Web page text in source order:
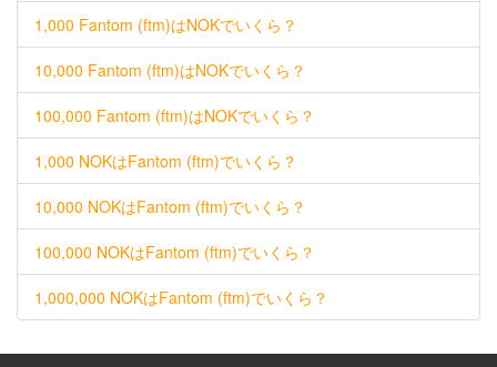
1,000 Fantom (ftm)はNOKでいくら？
10,000 Fantom (ftm)はNOKでいくら？
100,000 Fantom (ftm)はNOKでいくら？
1,000 NOKはFantom (ftm)でいくら？
10,000 NOKはFantom (ftm)でいくら？
100,000 NOKはFantom (ftm)でいくら？
1,000,000 NOKはFantom (ftm)でいくら？